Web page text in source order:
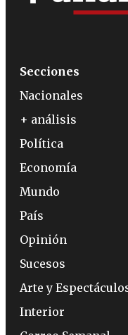
Secciones
Nacionales
+ análisis
Política
Economía
Mundo
País
Opinión
Sucesos
Arte y
Interior